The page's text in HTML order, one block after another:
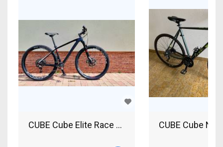
CUBE Cube Elite Race Carbon C62 - SRAM X01
CUBE Cube